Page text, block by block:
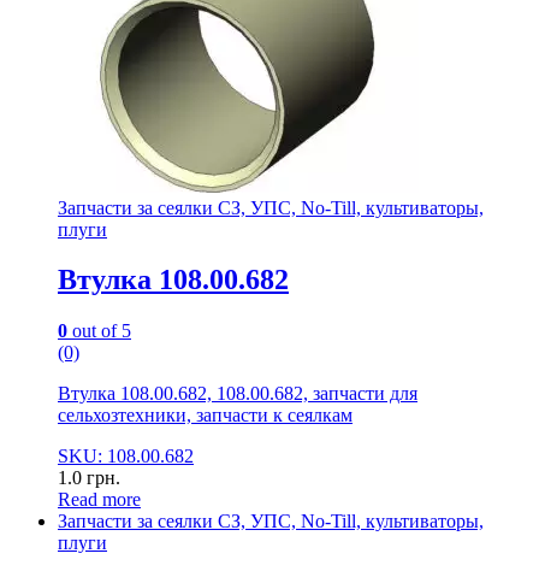
Запчасти за сеялки СЗ, УПС, No-Till, культиваторы,
плуги
Втулка 108.00.682
0 out of 5
(0)
Втулка 108.00.682, 108.00.682, запчасти для
сельхозтехники, запчасти к сеялкам
SKU: 108.00.682
1.0 грн.
Read more
Запчасти за сеялки СЗ, УПС, No-Till, культиваторы,
плуги